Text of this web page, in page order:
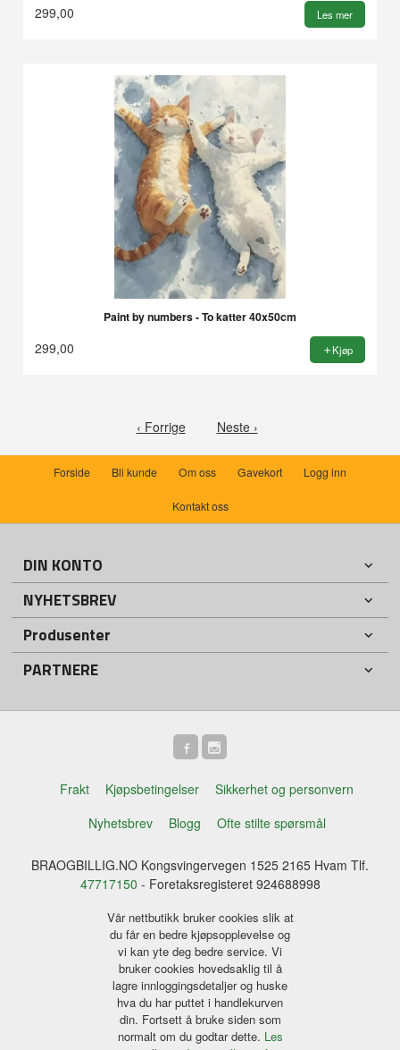
299,00 Les mer
Paint by numbers - To katter 40x50cm
299,00 Kjøp
‹ Forrige Neste ›
Forside Bli kunde Om oss Gavekort Logg inn
Kontakt oss
DIN KONTO
NYHETSBREV
Produsenter
PARTNERE
Frakt Kjøpsbetingelser
Sikkerhet og personvern
Nyhetsbrev
Blogg Ofte stilte spørsmål
BRAOGBILLIG.NO Kongsvingervegen 1525 2165 Hvam Tlf.
47717150 - Foretaksregisteret 924688998
Vår nettbutikk bruker cookies slik at
du får en bedre kjøpsopplevelse og
vi kan yte deg bedre service. Vi
bruker cookies hovedsaklig til å
lagre innloggingsdetaljer og huske
hva du har puttet i handlekurven
din. Fortsett å bruke siden som
normalt om du godtar dette. Les